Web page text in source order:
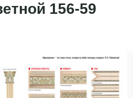
156-59